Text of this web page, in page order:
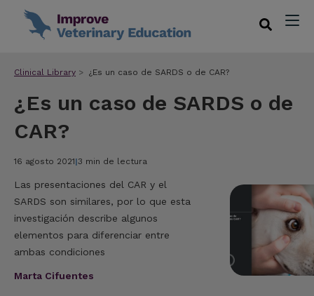
Clinical Library ¿Es un caso de SARDS o de CAR?
¿Es un caso de SARDS o de
CAR?
16 agosto 2021|3 min de lectura
Las presentaciones del CAR y el
SARDS son similares, por lo que esta
investigación describe algunos
elementos para diferenciar entre
ambas condiciones
Marta Cifuentes